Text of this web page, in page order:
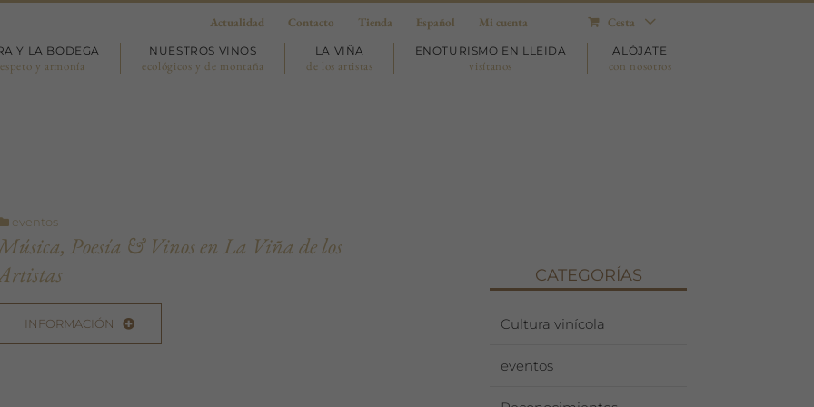
Actualidad Contacto Tienda Español Mi cuenta Cesta
Y LA BODEGA
y armonía
NUESTROS VINOS
ecológicos y de montaña
LA VIÑA
de los artistas
ENOTURISMO EN LLEIDA
visítanos
ALÓJATE
con nosotros
eventos
Poesía & Vinos en La Viña de los
INFORMACIÓN
CATEGORÍAS
Cultura vinícola
eventos